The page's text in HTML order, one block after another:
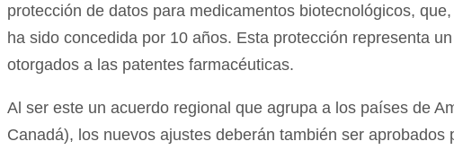
protección de datos para medicamentos biotecnológicos,
ha sido concedida por 10 años. Esta protección representa
otorgados a las patentes farmacéuticas.
Al ser este un acuerdo regional que agrupa a los países de
Canadá), los nuevos ajustes deberán también ser aprobados